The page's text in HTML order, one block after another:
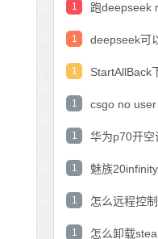
1
1
1
1 csgo no
1 华为p70开空
1 魅族
1
1